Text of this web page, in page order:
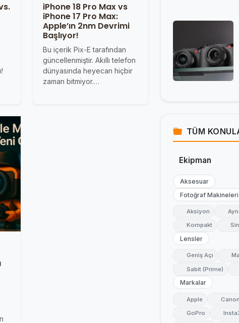
iPhone 18 Pro Max vs
iPhone 17 Pro Max:
Apple’ın 2nm Devrimi
Başlıyor!
Bu içerik Pix-E tarafından
güncellenmiştir. Akıllı telefon
dünyasında heyecan hiçbir
zaman bitmiyor.…
TÜM
Ekipman
Aksesuar
Fotoğraf Makineleri
Aksiyon
Kompakt
Lensler
Geniş Açı
Sabit (Prime)
Markalar
Apple Canon
GoPro